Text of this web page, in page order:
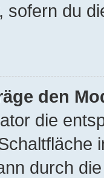
sofern du
den
die
durch